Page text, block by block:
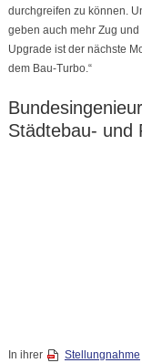
durchgreifen zu können.
geben auch mehr Zug
Upgrade ist der nächste
dem Bau-Turbo.“
Städtebau- und
In ihrer Stellungnahme